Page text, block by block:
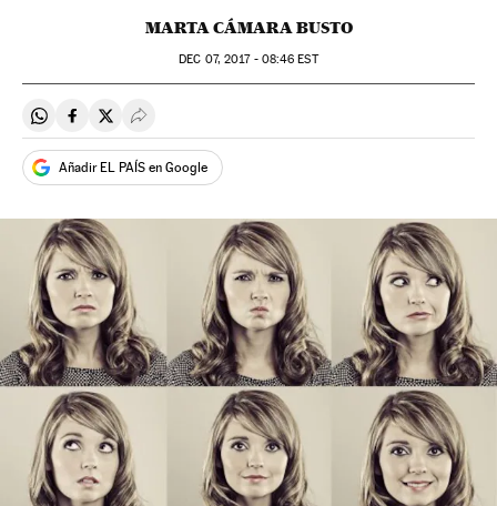
MARTA CÁMARA BUSTO
DEC 07, 2017 - 08:46 EST
Compartir en Whatsapp
Compartir en Facebook
Compartir en Twitter
Desplegar Redes Sociales
Añadir EL PAÍS en Google